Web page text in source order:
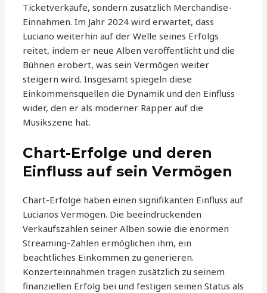
Ticketverkäufe, sondern zusätzlich Merchandise-
Einnahmen. Im Jahr 2024 wird erwartet, dass
Luciano weiterhin auf der Welle seines Erfolgs
reitet, indem er neue Alben veröffentlicht und die
Bühnen erobert, was sein Vermögen weiter
steigern wird. Insgesamt spiegeln diese
Einkommensquellen die Dynamik und den Einfluss
wider, den er als moderner Rapper auf die
Musikszene hat.
Chart-Erfolge und deren
Einfluss auf sein Vermögen
Chart-Erfolge haben einen signifikanten Einfluss auf
Lucianos Vermögen. Die beeindruckenden
Verkaufszahlen seiner Alben sowie die enormen
Streaming-Zahlen ermöglichen ihm, ein
beachtliches Einkommen zu generieren.
Konzerteinnahmen tragen zusätzlich zu seinem
finanziellen Erfolg bei und festigen seinen Status als